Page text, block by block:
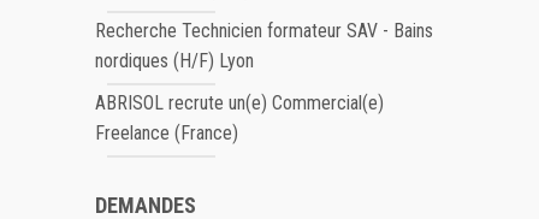
Recherche Technicien formateur SAV - Bains
nordiques (H/F) Lyon
ABRISOL recrute un(e) Commercial(e)
Freelance (France)
DEMANDES